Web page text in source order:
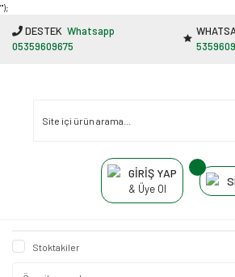
"');
DESTEK Whatsapp
05359609675
GİRİŞ YAP
& Üye Ol
Stoktakiler